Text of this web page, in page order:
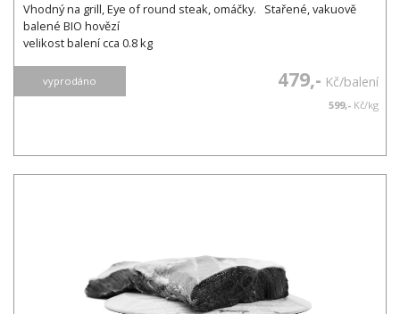
Vhodný na grill, Eye of round steak, omáčky. Stařené, vakuově
balené BIO hovězí
velikost balení cca 0.8 kg
vyprodáno 479,- Kč/balení
599,- Kč/kg